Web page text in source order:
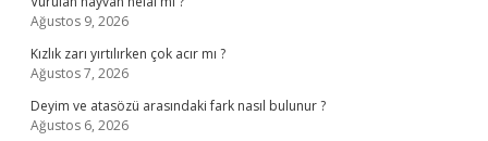
Ağustos 9, 2026
Kızlık zarı yırtılırken çok acır mı ?
Ağustos 7, 2026
Deyim ve atasözü arasındaki fark nasıl bulunur ?
Ağustos 6, 2026